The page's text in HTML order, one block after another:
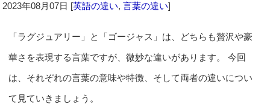
2023年08月07日 [英語の違い,言葉の違い]
「ラグジュアリー」と「ゴージャス」は、どちらも贅沢や豪
華さを表現する言葉ですが、微妙な違いがあります。 今回
は、それぞれの言葉の意味や特徴、そして両者の違いについ
て見ていきましょう。